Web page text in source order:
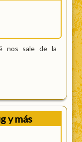
nos sale de la
y más